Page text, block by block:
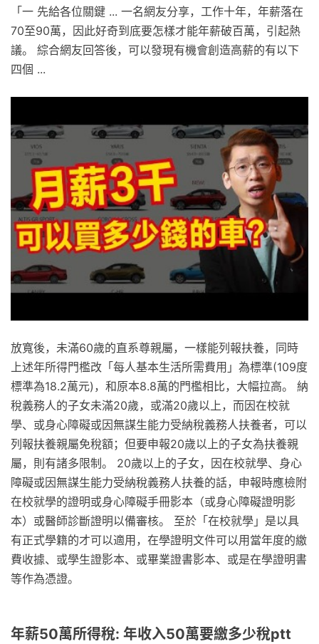
「一 先給各位關鍵 ... 一名網友分享，工作十年，年薪落在
70至90萬，因此好奇到底要怎樣才能年薪破百萬，引起熱
議。 綜合網友回答後，可以發現有機會創造高薪的有以下
四個 ...
放寬後，未滿60歲的直系尊親屬，一樣能列報扶養，同時
上述年所得門檻改「每人基本生活所需費用」為標準(109度
標準為18.2萬元)，和原本8.8萬的門檻相比，大幅拉高。 納
稅義務人的子女未滿20歲，或滿20歲以上，而因在校就
學、或身心障礙或因無謀生能力受納稅義務人扶養者，可以
列報扶養親屬免稅額；但要申報20歲以上的子女為扶養親
屬，則有諸多限制。 20歲以上的子女，因在校就學、身心
障礙或因無謀生能力受納稅義務人扶養的話，申報時應檢附
在校就學的證明或身心障礙手冊影本（或身心障礙證明影
本）或醫師診斷證明以備審核。 至於「在校就學」是以具
有正式學籍的才可以適用，在學證明文件可以用當年度的繳
費收據、或學生證影本、或畢業證書影本、或是在學證明書
等作為憑證。
年薪50萬所得稅: 年收入50萬要繳多少稅ptt